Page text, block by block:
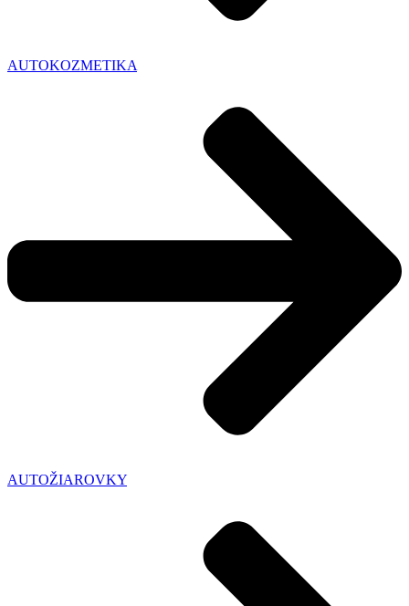
AUTOKOZMETIKA
AUTOŽIAROVKY